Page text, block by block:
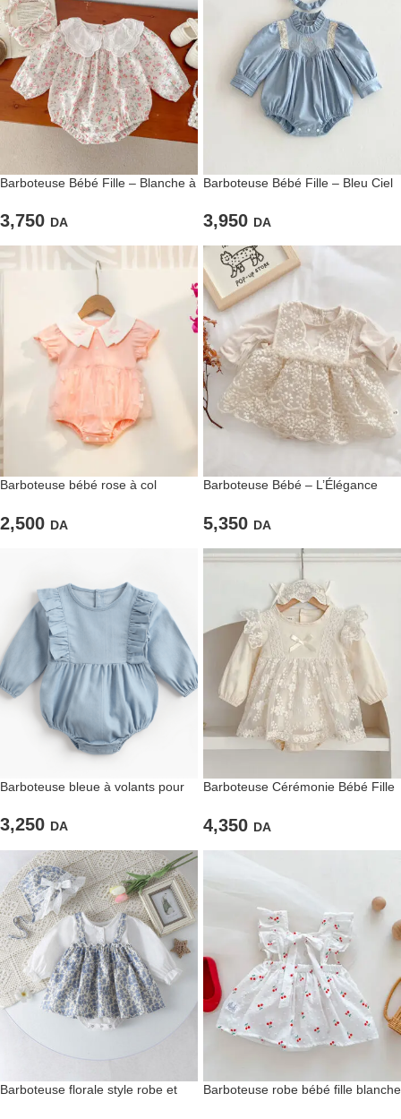
Barboteuse Bébé Fille – Blanche à
3,750 DA
Barboteuse Bébé Fille – Bleu Ciel
3,950 DA
Barboteuse bébé rose à col
2,500 DA
Barboteuse Bébé – L’Élégance
5,350 DA
Barboteuse bleue à volants pour
3,250 DA
Barboteuse Cérémonie Bébé Fille
4,350 DA
Barboteuse florale style robe et
Barboteuse robe bébé fille blanche